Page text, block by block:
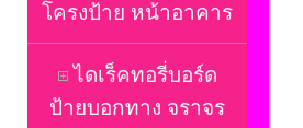
โครงป้าย หน้าอาคาร
ไดเร็คทอรี่บอร์ด
ป้ายบอกทาง จราจร